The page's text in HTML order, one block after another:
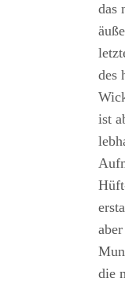
das
des
ist
die